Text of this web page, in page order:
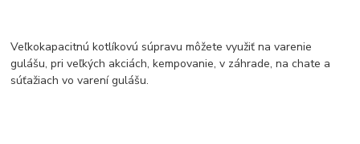
Veľkokapacitnú kotlíkovú súpravu môžete využiť na varenie
gulášu, pri veľkých akciách, kempovanie, v záhrade, na chate a
súťažiach vo varení gulášu.